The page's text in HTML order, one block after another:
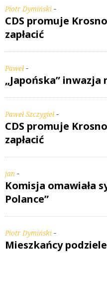
Piotr Dymiński -
CDS promuje
zapłacić
Paweł -
„Japońska”
Paweł Szczygieł -
CDS promuje
zapłacić
jan -
Komisja omawiała
Polance”
Piotr Dymiński -
Mieszkańcy